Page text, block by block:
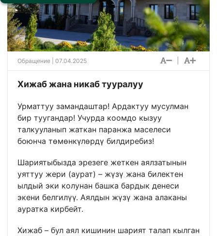
Обращение | 07.04.2025
Хижаб жана никаб тууралуу
Урматтуу замандаштар! Ардактуу мусулман
бир туугандар! Учурда коомдо кызуу
талкууланып жаткан паранжа маселеси
боюнча төмөнкүлөрдү билдиребиз!
Шариятыбызда эрезеге жеткен аялзатынын
уяттуу жери (аурат) – жүзү жана билектен
ылдый эки колунан башка бардык денеси
экени белгилүү. Аялдын жүзү жана алаканы
ауратка кирбейт.
Хижаб – бул аял кишинин шарият талап кылган